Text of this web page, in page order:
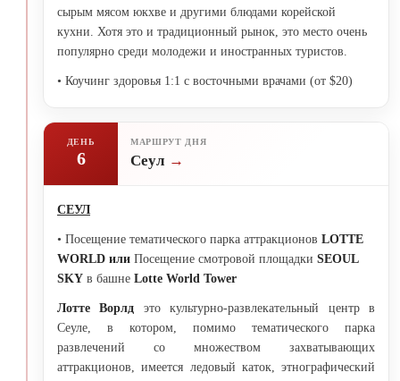
сырым мясом юкхве и другими блюдами корейской
кухни. Хотя это и традиционный рынок, это место очень
популярно среди молодежи и иностранных туристов.
• Коучинг здоровья 1:1 с восточными врачами (от $20)
ДЕНЬ
6
МАРШРУТ ДНЯ
Сеул
СЕУЛ
• Посещение тематического парка аттракционов LOTTE
WORLD или Посещение смотровой площадки SEOUL
SKY в башне Lotte World Tower
Лотте Ворлд это культурно-развлекательный центр в
Сеуле, в котором, помимо тематического парка
развлечений со множеством захватывающих
аттракционов, имеется ледовый каток, этнографический